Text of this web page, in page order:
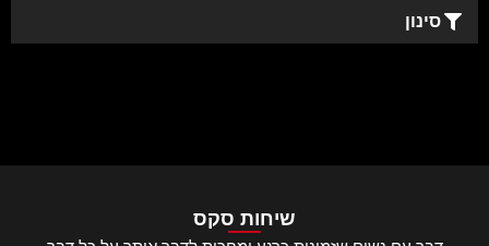
סינון
שיחות סקס